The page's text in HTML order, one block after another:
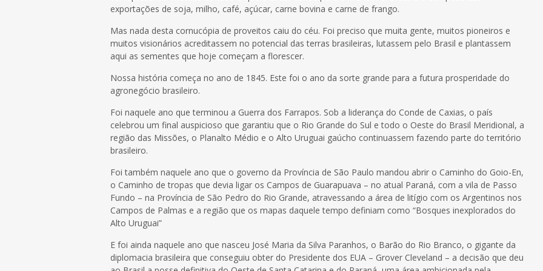
exportações de soja, milho, café, açúcar, carne bovina e carne de frango.
Mas nada desta cornucópia de proveitos caiu do céu. Foi preciso que muita gente, muitos pioneiros e
muitos visionários acreditassem no potencial das terras brasileiras, lutassem pelo Brasil e plantassem
aqui as sementes que hoje começam a florescer.
Nossa história começa no ano de 1845. Este foi o ano da sorte grande para a futura prosperidade do
agronegócio brasileiro.
Foi naquele ano que terminou a Guerra dos Farrapos. Sob a liderança do Conde de Caxias, o país
celebrou um final auspicioso que garantiu que o Rio Grande do Sul e todo o Oeste do Brasil Meridional, a
região das Missões, o Planalto Médio e o Alto Uruguai gaúcho continuassem fazendo parte do território
brasileiro.
Foi também naquele ano que o governo da Província de São Paulo mandou abrir o Caminho do Goio-En,
o Caminho de tropas que devia ligar os Campos de Guarapuava – no atual Paraná, com a vila de Passo
Fundo – na Província de São Pedro do Rio Grande, atravessando a área de litígio com os Argentinos nos
Campos de Palmas e a região que os mapas daquele tempo definiam como “Bosques inexplorados do
Alto Uruguai”
E foi ainda naquele ano que nasceu José Maria da Silva Paranhos, o Barão do Rio Branco, o gigante da
diplomacia brasileira que conseguiu obter do Presidente dos EUA – Grover Cleveland – a decisão que deu